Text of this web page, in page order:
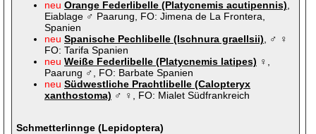
neu Orange Federlibelle (Platycnemis acutipennis)
Eiablage ♂ Paarung, FO: Jimena de La Frontera,
Spanien
neu Spanische Pechlibelle (Ischnura graellsii) , ♂ ♀
FO: Tarifa Spanien
neu Weiße Federlibelle (Platycnemis latipes) ♀,
Paarung ♂, FO: Barbate Spanien
neu Südwestliche Prachtlibelle (Calopteryx
xanthostoma) ♂ ♀, FO: Mialet Südfrankreich
Schmetterlinnge (Lepidoptera)